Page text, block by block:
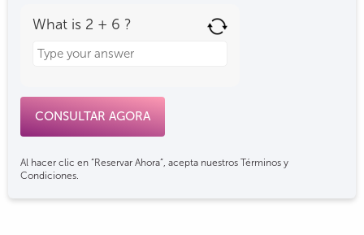
What is 2 + 6 ?
for
Al hacer clic en “Reservar Ahora”, acepta nuestros Términos y
Condiciones.